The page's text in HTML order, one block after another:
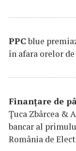
PPCblue
în afara orelor
Finanțare de
Țuca Zbârcea &
bancar al
România de